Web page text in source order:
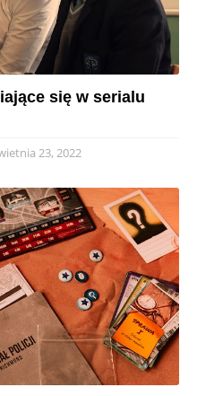
się w serialu
23, 2022